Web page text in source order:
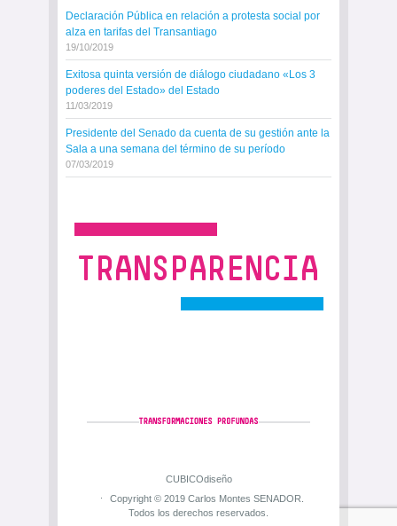
Declaración Pública en relación a protesta social por
alza en tarifas del Transantiago
19/10/2019
Exitosa quinta versión de diálogo ciudadano «Los 3
poderes del Estado» del Estado
11/03/2019
Presidente del Senado da cuenta de su gestión ante la
Sala a una semana del término de su período
07/03/2019
CUBICOdiseño
Copyright © 2019 Carlos Montes SENADOR.
Todos los derechos reservados.